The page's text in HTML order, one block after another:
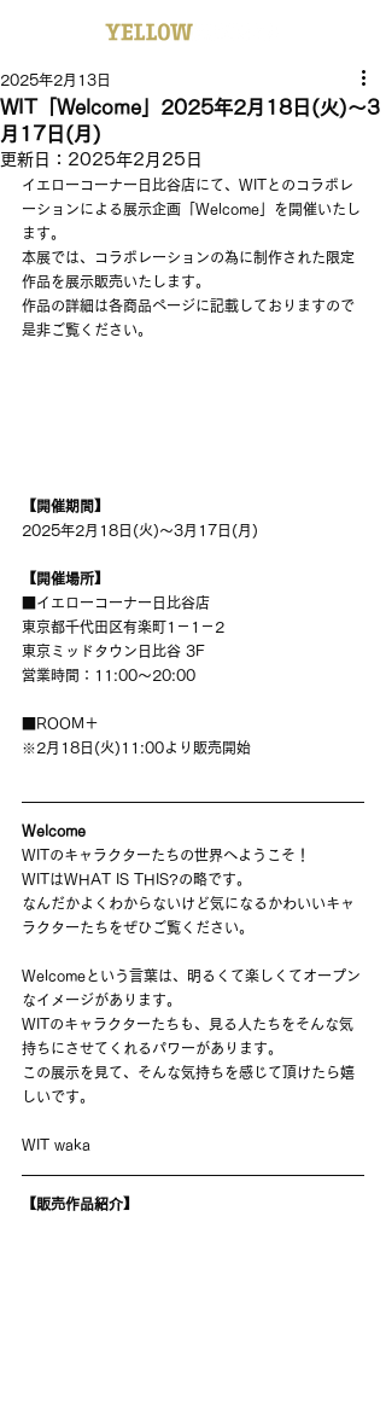
WIT「Welcome」2025年2月18日(火)～3
月17日(月)
2025年2月13日
更新日： 2025年2月25日
イエローコーナー日比谷店にて、WITとのコラボレ
ーションによる展示企画「Welcome」を開催いたし
ます。
本展では、コラボレーションの為に制作された限定
作品を展示販売いたします。
作品の詳細は各商品ページに記載しておりますので
是非ご覧ください。
【開催期間】
2025年2月18日(火)～3月17日(月)
【開催場所】
■イエローコーナー日比谷店
東京都千代田区有楽町1－1－2
東京ミッドタウン日比谷 3F
営業時間：11:00～20:00
■ROOM＋
※2月18日(火)11:00より販売開始
Welcome
WITのキャラクターたちの世界へようこそ！
WITはWHAT IS THIS?の略です。
なんだかよくわからないけど気になるかわいいキャ
ラクターたちをぜひご覧ください。
Welcomeという言葉は、明るくて楽しくてオープン
なイメージがあります。
WITのキャラクターたちも、見る人たちをそんな気
持ちにさせてくれるパワーがあります。
この展示を見て、そんな気持ちを感じて頂けたら嬉
しいです。
WIT waka
【販売作品紹介】